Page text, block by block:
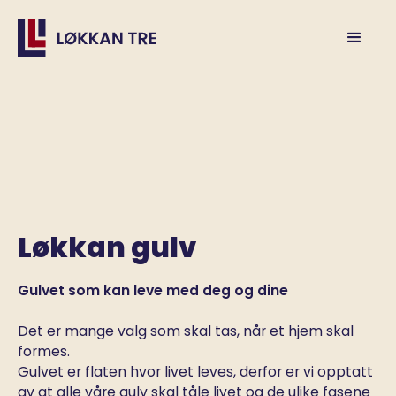
Løkkan gulv
Gulvet som kan leve med deg og dine
Det er mange valg som skal tas, når et hjem skal
formes.
Gulvet er flaten hvor livet leves, derfor er vi opptatt